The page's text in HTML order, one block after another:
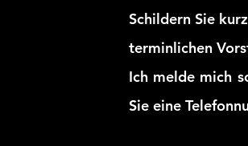
Schildern Sie
terminlichen
Ich melde mich
Sie eine